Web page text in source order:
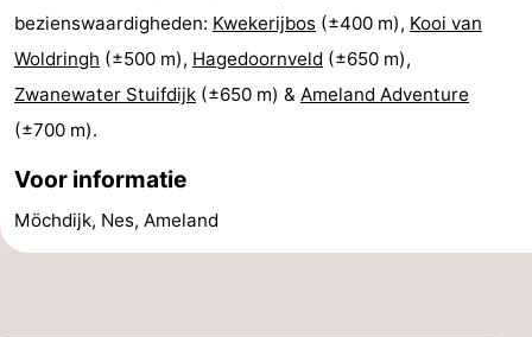
-
Boomhiemke
-
Landal
Ameland
Last
minutes
Strand
Zien
bezienswaardigheden: Kwekerijbos (±400 m), Kooi van
Woldringh (±500 m), Hagedoornveld (±650 m),
Zwanewater Stuifdijk (±650 m) & Ameland Adventure
(±700 m).
Voor informatie
Möchdijk, Nes, Ameland